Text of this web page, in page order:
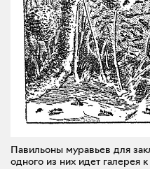
Павильоны муравьев для
одного из них идет галерея